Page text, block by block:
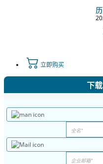
立即购买
下